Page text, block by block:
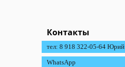
Контакты
тел: 8 918 322-05-64 Юрий
WhatsApp